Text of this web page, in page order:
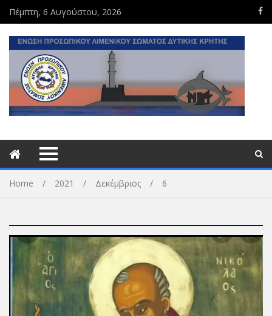
Πέμπτη, 6 Αυγούστου, 2026
Home 2021 Δεκέμβριος 6